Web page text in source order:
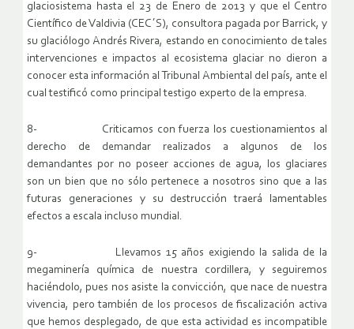
glaciosistema hasta el 23 de Enero de 2013 y que el Centro
Científico de Valdivia (CEC´S), consultora pagada por Barrick, y
su glaciólogo Andrés Rivera, estando en conocimiento de tales
intervenciones e impactos al ecosistema glaciar no dieron a
conocer esta información al Tribunal Ambiental del país, ante el
cual testificó como principal testigo experto de la empresa.
8- Criticamos con fuerza los cuestionamientos al
derecho de demandar realizados a algunos de los
demandantes por no poseer acciones de agua, los glaciares
son un bien que no sólo pertenece a nosotros sino que a las
futuras generaciones y su destrucción traerá lamentables
efectos a escala incluso mundial.
9- Llevamos 15 años exigiendo la salida de la
megaminería química de nuestra cordillera, y seguiremos
haciéndolo, pues nos asiste la convicción, que nace de nuestra
vivencia, pero también de los procesos de fiscalización activa
que hemos desplegado, de que esta actividad es incompatible